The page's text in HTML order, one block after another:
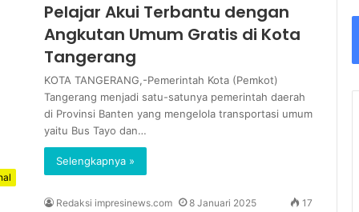
Pelajar Akui Terbantu dengan
Angkutan Umum Gratis di Kota
Tangerang
KOTA TANGERANG,-Pemerintah Kota (Pemkot)
Tangerang menjadi satu-satunya pemerintah daerah
di Provinsi Banten yang mengelola transportasi umum
yaitu Bus Tayo dan…
Selengkapnya »
Redaksi impresinews.com 8 Januari 2025 17